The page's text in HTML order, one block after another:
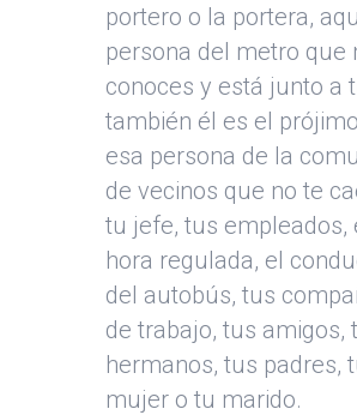
portero o la portera,
persona del metro que
conoces y está junto a
también él es el
esa persona de la
de vecinos que no te
tu jefe, tus empleados,
hora regulada, el
del autobús, tus
de trabajo, tus amigos,
hermanos, tus padres,
mujer o tu marido.